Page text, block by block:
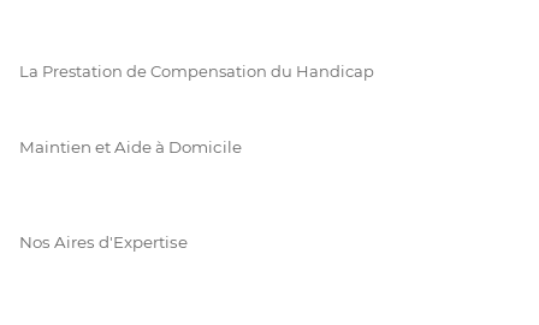
La Prestation de Compensation du Handicap
Maintien et Aide à Domicile
Nos Aires d'Expertise